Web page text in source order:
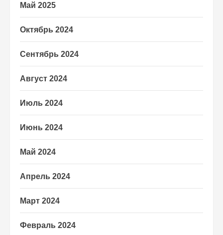
Май 2025
Октябрь 2024
Сентябрь 2024
Август 2024
Июль 2024
Июнь 2024
Май 2024
Апрель 2024
Март 2024
Февраль 2024